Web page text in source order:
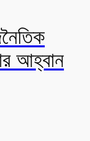
আহ্বান